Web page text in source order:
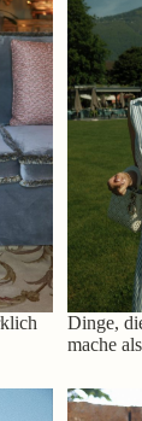
Dinge,
mache